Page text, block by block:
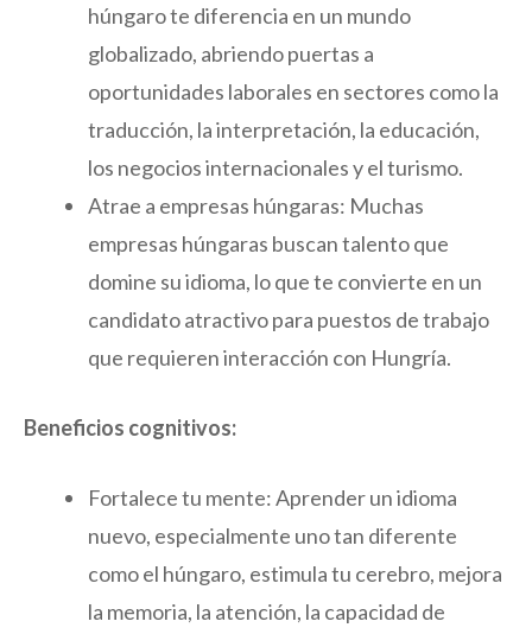
húngaro te diferencia en un mundo
globalizado, abriendo puertas a
oportunidades laborales en sectores como la
traducción, la interpretación, la educación,
los negocios internacionales y el turismo.
Atrae a empresas húngaras: Muchas
empresas húngaras buscan talento que
domine su idioma, lo que te convierte en un
candidato atractivo para puestos de trabajo
que requieren interacción con Hungría.
Beneficios cognitivos:
Fortalece tu mente: Aprender un idioma
nuevo, especialmente uno tan diferente
como el húngaro, estimula tu cerebro, mejora
la memoria, la atención, la capacidad de